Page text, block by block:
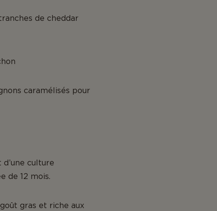
de cheddar
caramélisés pour
culture
de 12 mois.
gras et riche aux